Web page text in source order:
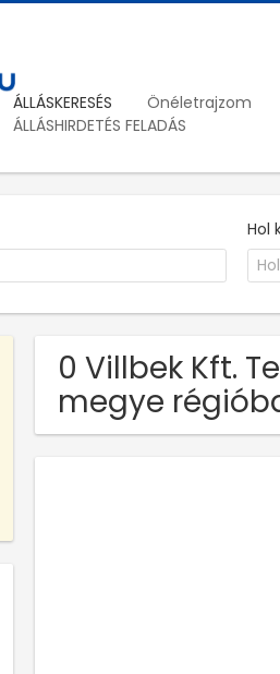
ÁLLÁSKERESÉS Önéletrajzom
ÁLLÁSHIRDETÉS FELADÁS
Hol
0 Villbek Kft.
megye